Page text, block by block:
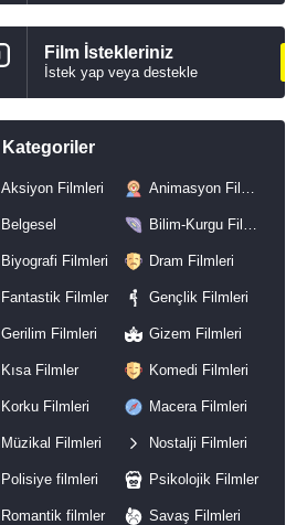
Film İstekleriniz
İstek yap veya destekle
Kategoriler
Aksiyon Filmleri Animasyon Filmleri
Belgesel Bilim-Kurgu Filmleri
Biyografi Filmleri Dram Filmleri
Fantastik Filmler Gençlik Filmleri
Gerilim Filmleri Gizem Filmleri
Kısa Filmler Komedi Filmleri
Korku Filmleri Macera Filmleri
Müzikal Filmleri Nostalji Filmleri
Polisiye filmleri Psikolojik Filmler
Romantik filmler Savaş Filmleri